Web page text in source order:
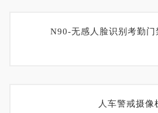
N90-无感人脸识别考勤门
人车警戒摄像